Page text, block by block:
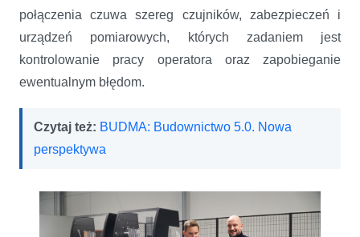
połączenia czuwa szereg czujników, zabezpieczeń i
urządzeń pomiarowych, których zadaniem jest
kontrolowanie pracy operatora oraz zapobieganie
ewentualnym błędom.
Czytaj też: BUDMA: Budownictwo 5.0. Nowa
perspektywa